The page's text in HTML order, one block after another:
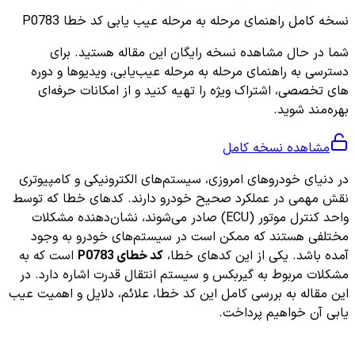
نسخه کامل راهنمای مرحله به مرحله عیب یابی کد خطا P0783
شما در حال مشاهده نسخه رایگان این مقاله هستید. برای
دسترسی به راهنمای مرحله به مرحله عیب‌یابی، ویدیوها و دوره
های تخصصی، اشتراک ویژه را تهیه کنید و از امکانات حرفه‌ای
بهره‌مند شوید.
مشاهده نسخه کامل
در دنیای خودروهای امروزی، سیستم‌های الکترونیکی و کامپیوتری
نقش مهمی در عملکرد صحیح خودرو دارند. کدهای خطا که توسط
واحد کنترل موتور (ECU) صادر می‌شوند، نشان‌دهنده مشکلات
مختلفی هستند که ممکن است در سیستم‌های خودرو به وجود
آمده باشد. یکی از این کدهای خطا، کد خطای P0783
است که به
مشکلات مربوط به گیربکس و سیستم انتقال قدرت اشاره دارد. در
این مقاله به بررسی کامل این کد خطا، علائم، دلایل و اهمیت عیب
یابی آن خواهیم پرداخت.